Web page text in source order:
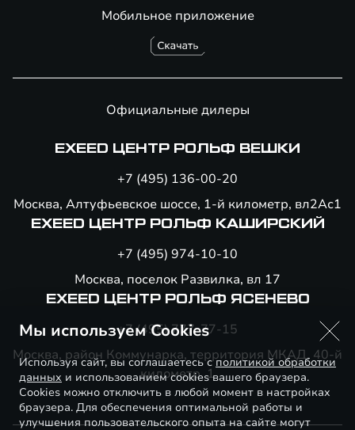
Мобильное приложение
Официальные дилеры
EXEED ЦЕНТР РОЛЬФ ВЕШКИ
+7 (495) 136-00-20
Москва, Алтуфьевское шоссе, 1-й километр, вл2Ас1
EXEED ЦЕНТР РОЛЬФ КАШИРСКИЙ
+7 (495) 974-10-10
Москва, поселок Развилка, вл 17
EXEED ЦЕНТР РОЛЬФ ЯСЕНЕВО
+7 (495) 777-77-15
Москва, район Коммунарка, территория МКАД, 40-й
километр, 1
Мы используем Cookies
Используя сайт, вы соглашаетесь сполитикой обработки
данных и использованием cookies вашего браузера.
Cookies можно отключить в любой момент в настройках
браузера. Для обеспечения оптимальной работы и
улучшения пользовательского опыта на сайте могут